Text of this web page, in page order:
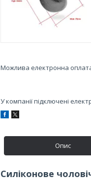
У компанії підключені
Опис
Силіконове